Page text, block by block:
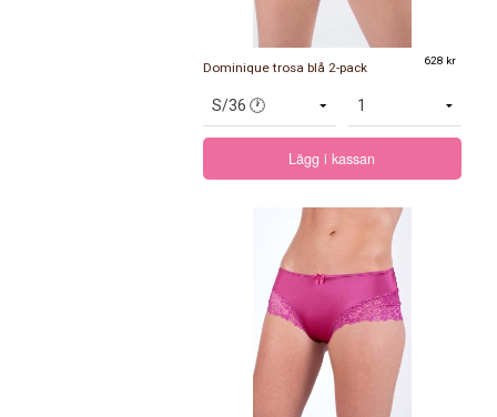
Dominique trosa blå 2-pack 628 kr
Lägg i kassan